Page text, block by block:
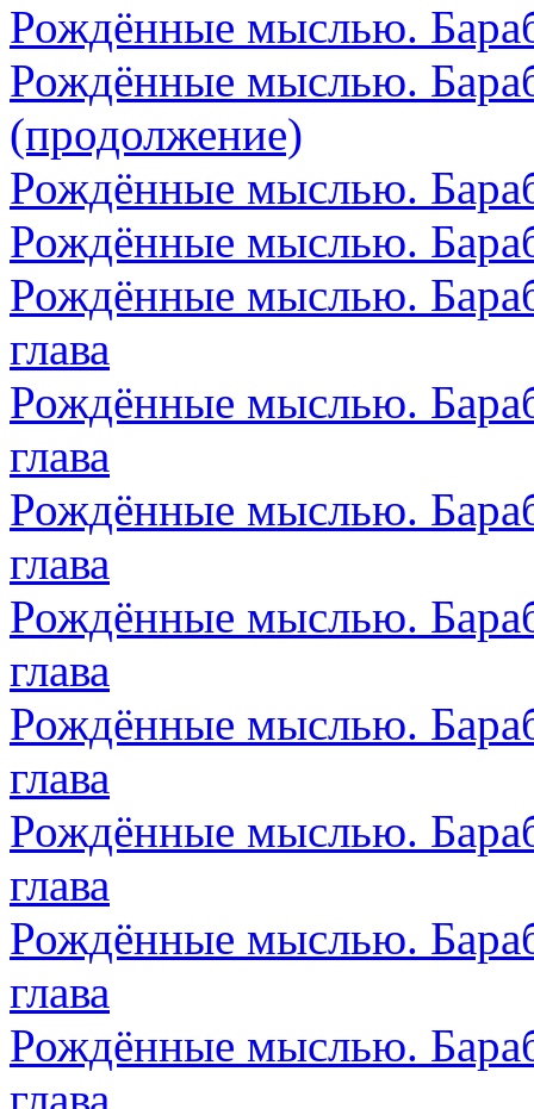
Рождённые мыслью.
Рождённые мыслью.
(продолжение)
Рождённые мыслью.
Рождённые мыслью.
Рождённые мыслью.
глава
Рождённые мыслью.
глава
Рождённые мыслью.
глава
Рождённые мыслью.
глава
Рождённые мыслью.
глава
Рождённые мыслью.
глава
Рождённые мыслью.
глава
Рождённые мыслью.
глава